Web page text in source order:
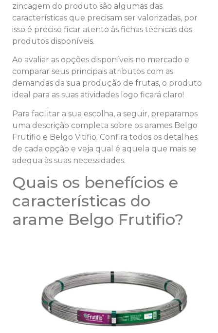
zincagem do produto são algumas das
características que precisam ser valorizadas, por
isso é preciso ficar atento às fichas técnicas dos
produtos disponíveis.
Ao avaliar as opções disponíveis no mercado e
comparar seus principais atributos com as
demandas da sua produção de frutas, o produto
ideal para as suas atividades logo ficará claro!
Para facilitar a sua escolha, a seguir, preparamos
uma descrição completa sobre os arames Belgo
Frutifio e Belgo Vitifio. Confira todos os detalhes
de cada opção e veja qual é aquela que mais se
adequa às suas necessidades.
Quais os benefícios e
características do
arame Belgo Frutifio?